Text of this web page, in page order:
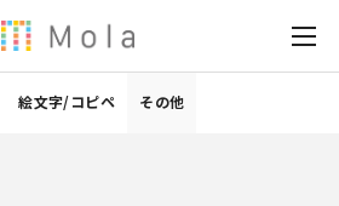
絵文字/コピペ その他